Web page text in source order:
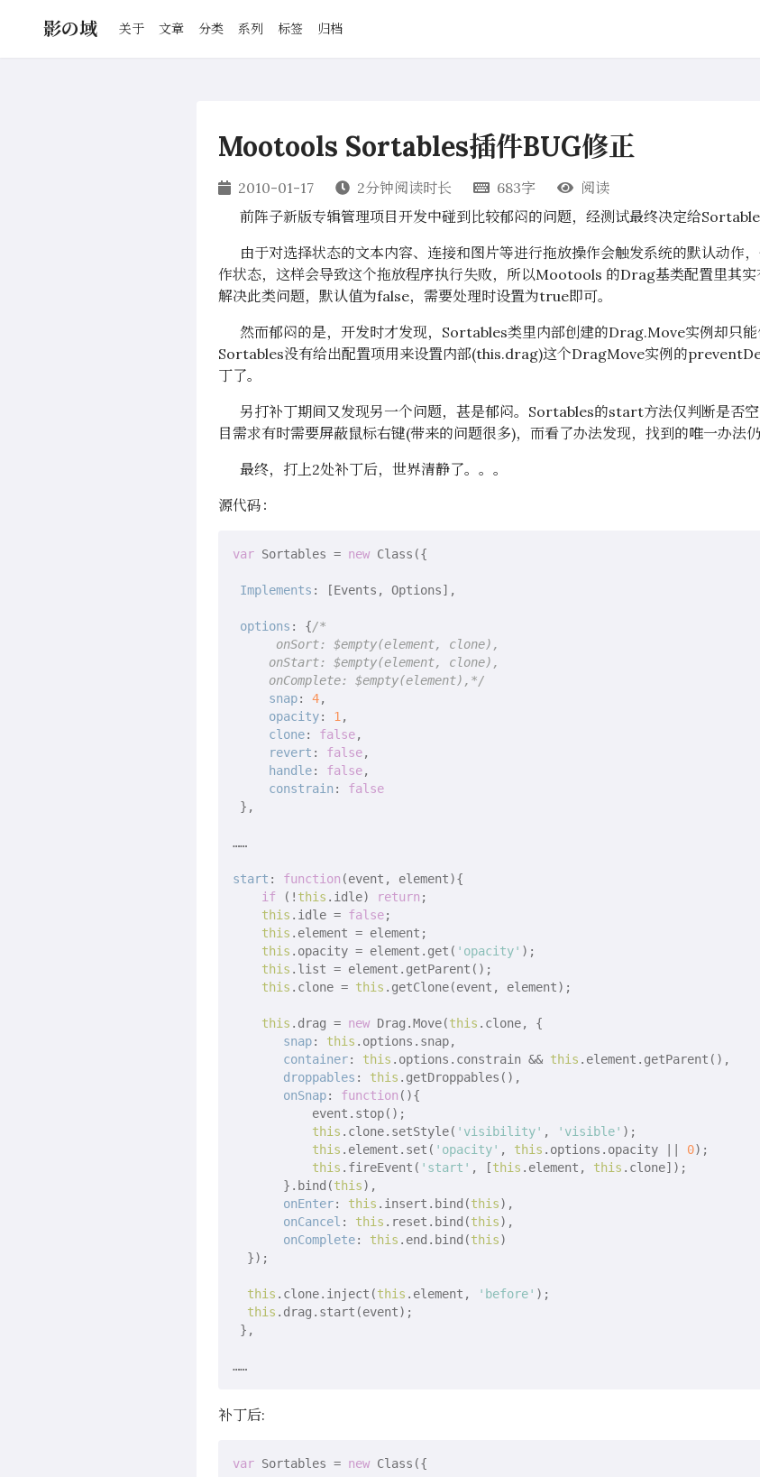
影の域 关于 文章 分类 系列 标签 归档
Mootools Sortables插件BUG修正
2010-01-17 2分钟阅读时长 683字
阅读
前阵子新版专辑管理项目开发中碰到比较郁闷的问题，经测试最终决定给
由于对选择状态的文本内容、连接和图片等进行拖放操作会触发系统的默认动作
作状态，这样会导致这个拖放程序执行失败，所以Mootools 的Drag基类配置里其
解决此类问题，默认值为false，需要处理时设置为true即可。
然而郁闷的是，开发时才发现，Sortables类里内部创建的Drag.Move实例却只
Sortables没有给出配置项用来设置内部(this.drag)这个DragMove实例的
丁了。
另打补丁期间又发现另一个问题，甚是郁闷。Sortables的start方法仅判断是否
目需求有时需要屏蔽鼠标右键(带来的问题很多)，而看了办法发现，找到的唯一办法仍
最终，打上2处补丁后，世界清静了。。。
源代码：
var Sortables = new Class({
Implements : [Events, Options],
options : {/*
onSort: $empty(element, clone),
onStart: $empty(element, clone),
onComplete: $empty(element),*/
snap: 4,
opacity: 1 ,
clone: false,
revert : false,
handle: false,
constrain : false
},
……
start : function (event, element){
if (! this .idle) return ;
this .idle = false;
this .element = element;
this .opacity = element.get( 'opacity' );
this .list = element.getParent();
this .clone = this .getClone(event, element);
this .drag = new Drag.Move(this .clone, {
snap: this .options.snap,
container: this .options.constrain && this .element.getParent(),
droppables : this .getDroppables(),
onSnap: function ( ){
event.stop();
this .clone.setStyle( 'visibility' , 'visible' );
this .element.set( 'opacity' , this .options.opacity || 0);
this .fireEvent( 'start' , [this .element, this .clone]);
}.bind(this),
onEnter: this .insert.bind(this),
onCancel : this .reset.bind(this),
onComplete: this .end.bind(this)
});
this .clone.inject(this .element, 'before' );
this .drag.start(event);
},
补丁后:
var Sortables = new Class({